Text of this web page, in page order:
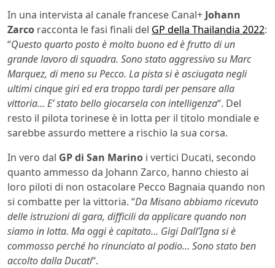
In una intervista al canale francese Canal+ Johann
Zarco racconta le fasi finali del GP della Thailandia 2022:
“Questo quarto posto è molto buono ed è frutto di un
grande lavoro di squadra. Sono stato aggressivo su Marc
Marquez, di meno su Pecco. La pista si è asciugata negli
ultimi cinque giri ed era troppo tardi per pensare alla
vittoria… E’ stato bello giocarsela con intelligenza“. Del
resto il pilota torinese è in lotta per il titolo mondiale e
sarebbe assurdo mettere a rischio la sua corsa.
In vero dal GP di San Marino i vertici Ducati, secondo
quanto ammesso da Johann Zarco, hanno chiesto ai
loro piloti di non ostacolare Pecco Bagnaia quando non
si combatte per la vittoria. “Da Misano abbiamo ricevuto
delle istruzioni di gara, difficili da applicare quando non
siamo in lotta. Ma oggi è capitato… Gigi Dall’Igna si è
commosso perché ho rinunciato al podio… Sono stato ben
accolto dalla Ducati“.